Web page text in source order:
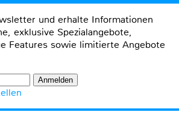
und erhalte Informationen
exklusive Spezialangebote,
Features sowie limitierte Angebote